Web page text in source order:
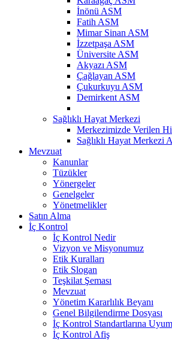
İnönü ASM
Fatih ASM
Mimar Sinan ASM
İzzetpaşa ASM
Üniversite ASM
Akyazı ASM
Çağlayan ASM
Çukurkuyu ASM
Demirkent ASM
Sağlıklı Hayat Merkezi
Merkezimizde Verilen
Sağlıklı Hayat Merkezi
Mevzuat
Kanunlar
Tüzükler
Yönergeler
Genelgeler
Yönetmelikler
Satın Alma
İç Kontrol
İç Kontrol Nedir
Vizyon ve Misyonumuz
Etik Kuralları
Etik Slogan
Teşkilat Şeması
Mevzuat
Yönetim Kararlılık Beyanı
Genel Bilgilendirme Dosyası
İç Kontrol Standartlarına
İç Kontrol Afiş